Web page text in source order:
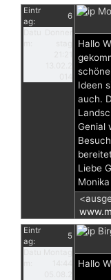
Eintr
ag:
6
Hallo
Ideen
auch.
Genial
Liebe
Monika
Eintr
ag:
5
Hallo